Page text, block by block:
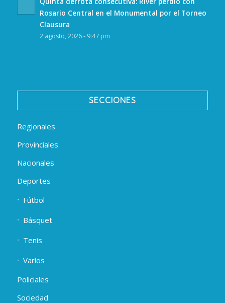
Rosario Central en el Monumental por el Torneo
Clausura
2 agosto, 2026 - 9:47 pm
SECCIONES
Regionales
Provinciales
Nacionales
Deportes
Fútbol
Básquet
Tenis
Varios
Policiales
Sociedad